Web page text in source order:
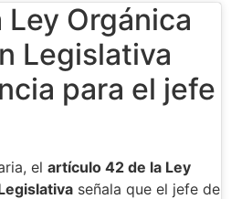
Orgánica
Legislativa
para el jefe
el artículo 42 de la Ley
señala que el jefe de